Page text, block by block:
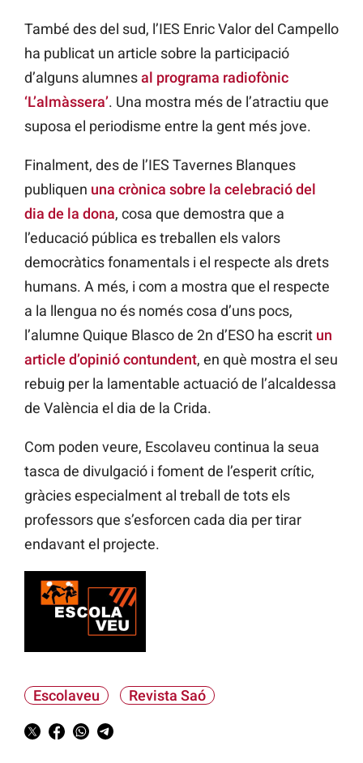
També des del sud, l’IES Enric Valor del Campello
ha publicat un article sobre la participació
d’alguns alumnesal programa radiofònic
‘L’almàssera’. Una mostra més de l’atractiu que
suposa el periodisme entre la gent més jove.
Finalment, des de l’IES Tavernes Blanques
publiquen una crònica sobre la celebració del
dia de la dona, cosa que demostra que a
l’educació pública es treballen els valors
democràtics fonamentals i el respecte als drets
humans. A més, i com a mostra que el respecte
a la llengua no és només cosa d’uns pocs,
l’alumne Quique Blasco de 2n d’ESO ha escrit un
article d’opinió contundent, en què mostra el seu
rebuig per la lamentable actuació de l’alcaldessa
de València el dia de la Crida.
Com poden veure, Escolaveu continua la seua
tasca de divulgació i foment de l’esperit crític,
gràcies especialment al treball de tots els
professors que s’esforcen cada dia per tirar
endavant el projecte.
Escolaveu Revista Saó